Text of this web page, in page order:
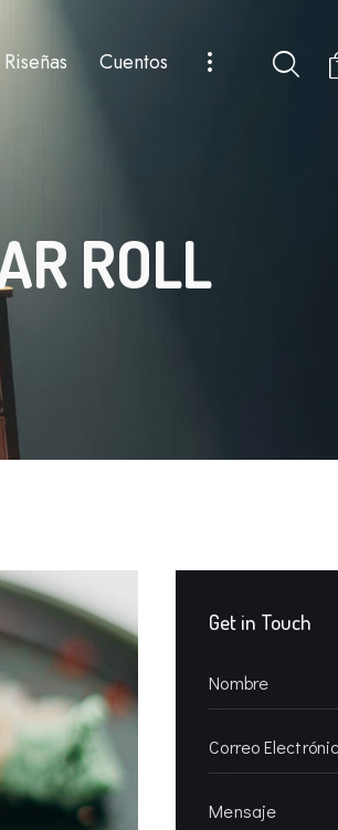
Riseñas Cuentos
ROLL
Get in Touch